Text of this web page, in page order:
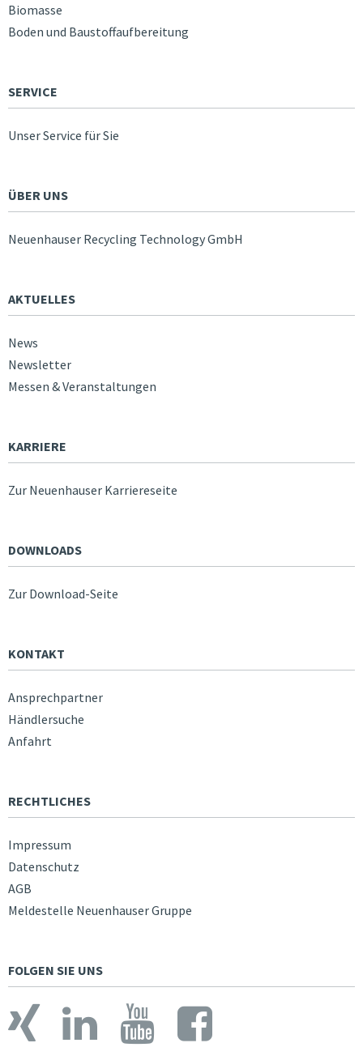
Biomasse
Boden und Baustoffaufbereitung
SERVICE
Unser Service für Sie
ÜBER UNS
Neuenhauser Recycling Technology GmbH
AKTUELLES
News
Newsletter
Messen & Veranstaltungen
KARRIERE
Zur Neuenhauser Karriereseite
DOWNLOADS
Zur Download-Seite
KONTAKT
Ansprechpartner
Händlersuche
Anfahrt
RECHTLICHES
Impressum
Datenschutz
AGB
Meldestelle Neuenhauser Gruppe
FOLGEN SIE UNS